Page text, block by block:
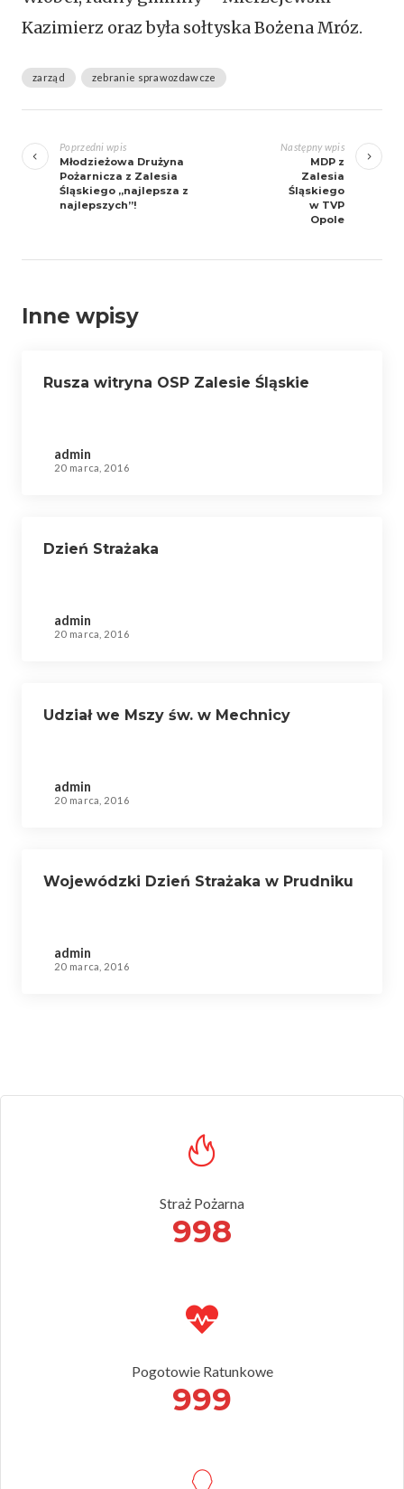
Kazimierz oraz była sołtyska Bożena Mróz.
zarząd zebranie sprawozdawcze
wpisyPoprzedni wpis
Młodzieżowa Drużyna
Pożarnicza z Zalesia
Śląskiego „najlepsza z
najlepszych”!
Następny wpis
MDP z
Zalesia
Śląskiego
w TVP
Opole
Inne wpisy
Rusza witryna OSP Zalesie Śląskie
admin
20 marca, 2016
Dzień Strażaka
admin
20 marca, 2016
Udział we Mszy św. w Mechnicy
admin
20 marca, 2016
Wojewódzki Dzień Strażaka w Prudniku
admin
20 marca, 2016
Straż Pożarna
998
Pogotowie Ratunkowe
999